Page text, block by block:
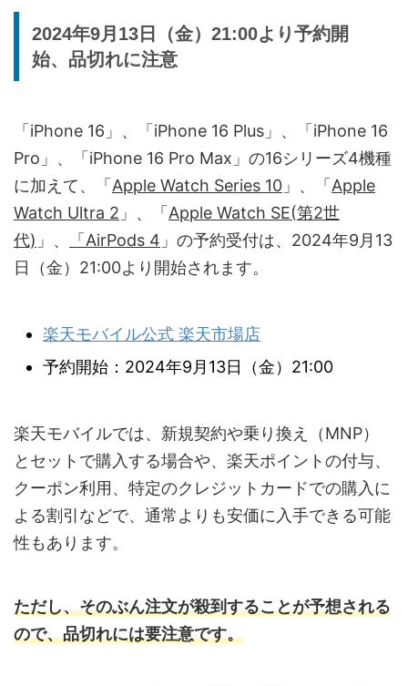
2024年9月13日（金）21:00より予約開
始、品切れに注意
「iPhone 16」、「iPhone 16 Plus」、「iPhone 16
Pro」、「iPhone 16 Pro Max」の16シリーズ4機種
に加えて、「 Apple Watch Series 10 」、「 Apple
Watch Ultra 2 」、「 Apple Watch SE(第2世
代) 」、 「AirPods 4 」の予約受付は、2024年9月13
日（金）21:00より開始されます。
楽天モバイル公式 楽天市場店
予約開始：2024年9月13日（金）21:00
楽天モバイルでは、新規契約や乗り換え（MNP）
とセットで購入する場合や、楽天ポイントの付与、
クーポン利用、特定のクレジットカードでの購入に
よる割引などで、通常よりも安価に入手できる可能
性もあります。
ただし、そのぶん注文が殺到することが予想される
ので、品切れには要注意です。